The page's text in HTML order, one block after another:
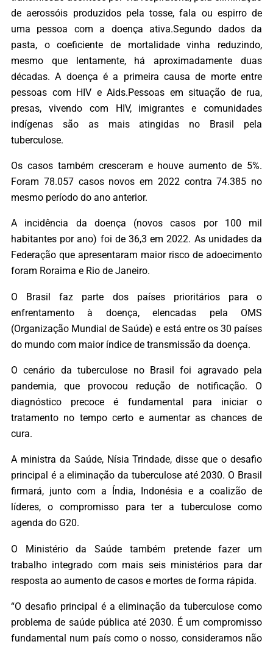
de aerossóis produzidos pela tosse, fala ou espirro de
uma pessoa com a doença ativa.Segundo dados da
pasta, o coeficiente de mortalidade vinha reduzindo,
mesmo que lentamente, há aproximadamente duas
décadas. A doença é a primeira causa de morte entre
pessoas com HIV e Aids.Pessoas em situação de rua,
presas, vivendo com HIV, imigrantes e comunidades
indígenas são as mais atingidas no Brasil pela
tuberculose.
Os casos também cresceram e houve aumento de 5%.
Foram 78.057 casos novos em 2022 contra 74.385 no
mesmo período do ano anterior.
A incidência da doença (novos casos por 100 mil
habitantes por ano) foi de 36,3 em 2022. As unidades da
Federação que apresentaram maior risco de adoecimento
foram Roraima e Rio de Janeiro.
O Brasil faz parte dos países prioritários para o
enfrentamento à doença, elencadas pela OMS
(Organização Mundial de Saúde) e está entre os 30 países
do mundo com maior índice de transmissão da doença.
O cenário da tuberculose no Brasil foi agravado pela
pandemia, que provocou redução de notificação. O
diagnóstico precoce é fundamental para iniciar o
tratamento no tempo certo e aumentar as chances de
cura.
A ministra da Saúde, Nísia Trindade, disse que o desafio
principal é a eliminação da tuberculose até 2030. O Brasil
firmará, junto com a Índia, Indonésia e a coalizão de
líderes, o compromisso para ter a tuberculose como
agenda do G20.
O Ministério da Saúde também pretende fazer um
trabalho integrado com mais seis ministérios para dar
resposta ao aumento de casos e mortes de forma rápida.
“O desafio principal é a eliminação da tuberculose como
problema de saúde pública até 2030. É um compromisso
fundamental num país como o nosso, consideramos não